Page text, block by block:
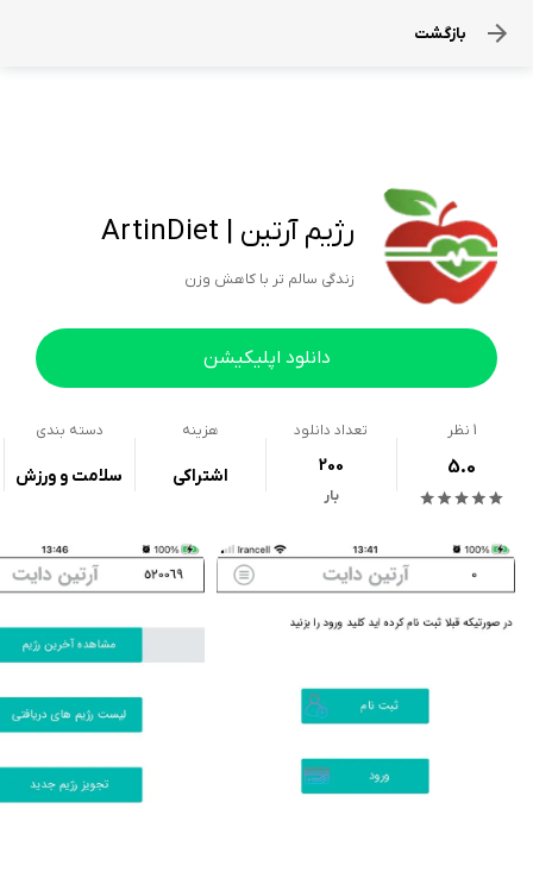
بازگشت
رژیم آرتین | ArtinDiet
زندگی سالم تر با کاهش وزن
دانلود اپلیکیشن
1 نظر
5.0
تعداد دانلود
200
بار
هزینه
اشتراکی
دسته بندی
سلامت و ورزش